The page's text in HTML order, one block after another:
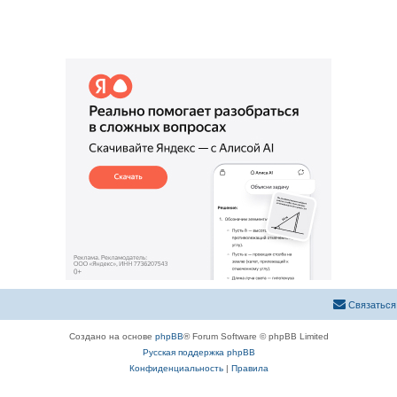
Создано на основе phpBB® Forum Software © phpBB Limited
Русская поддержка phpBB
Конфиденциальность| Правила